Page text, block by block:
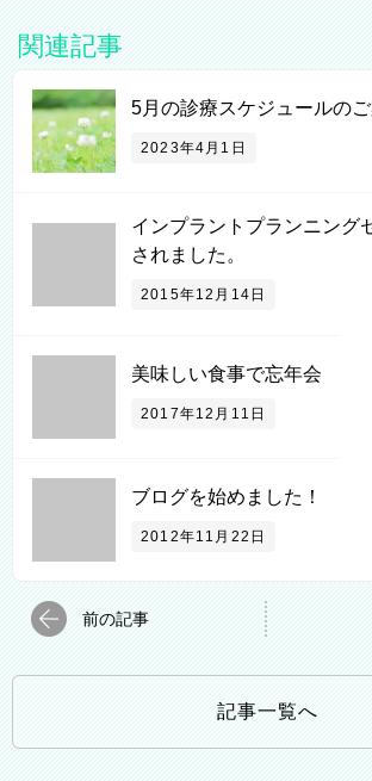
関連記事
5月の診療スケジュールの
2023年4月1日
インプラントプランニング
されました。
2015年12月14日
美味しい食事で忘年会
2017年12月11日
ブログを始めました！
2012年11月22日
前の記事
記事一覧へ